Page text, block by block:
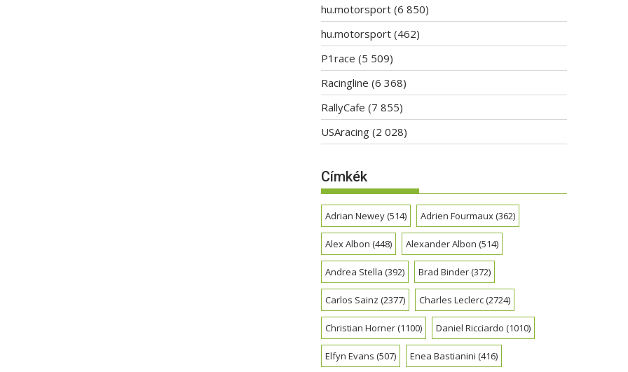
hu.motorsport (6 850)
hu.motorsport (462)
P1race (5 509)
Racingline (6 368)
RallyCafe (7 855)
USAracing (2 028)
Címkék
Adrian Newey(514) Adrien Fourmaux(362)
Alex Albon (448) Alexander Albon (514)
Andrea Stella (392) Brad Binder(372)
Carlos Sainz (2377) Charles Leclerc(2724)
Christian Horner(1100) Daniel Ricciardo (1010)
Elfyn Evans (507) Enea Bastianini (416)